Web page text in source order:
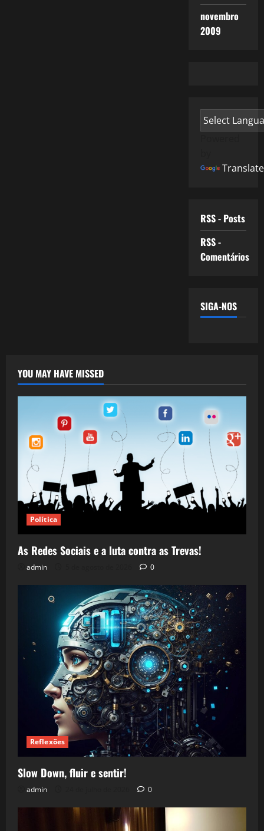
novembro
2009
Translate
RSS - Posts
RSS -
Comentários
SIGA-NOS
YOU MAY HAVE MISSED
Política
As Redes Sociais e a luta contra as Trevas!
admin 0
Reflexões
Slow Down, fluir e sentir!
admin 0